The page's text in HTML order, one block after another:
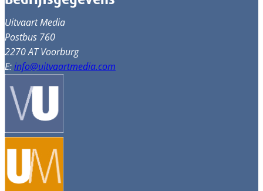
Uitvaart Media
Postbus 760
2270 AT Voorburg
E:info@uitvaartmedia.com